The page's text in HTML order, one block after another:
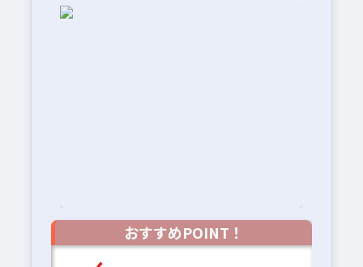
おすすめPOINT！